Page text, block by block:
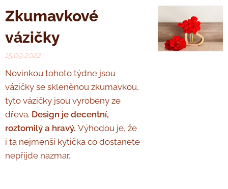
Zkumavkové
vázičky
15.09.2022
Novinkou tohoto týdne jsou
vázičky se skleněnou zkumavkou,
tyto vázičky jsou vyrobeny ze
dřeva. Design je decentní,
roztomilý a hravý. Výhodou je, že
i ta nejmenší kytička co dostanete
nepřijde nazmar.